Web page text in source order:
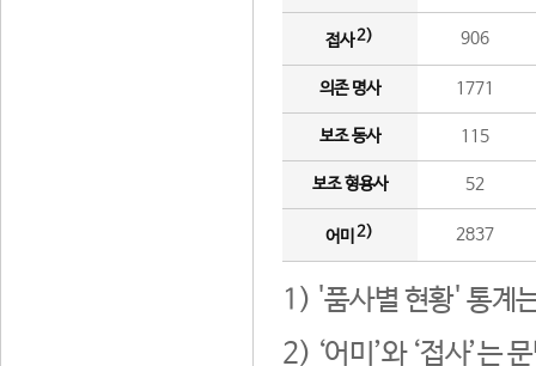
접사2) 906
의존 명사 1771
보조 동사 115
보조 형용사 52
어미 2) 2837
1) '품사별 현황' 통계
2) ‘어미’와 ‘접사’는